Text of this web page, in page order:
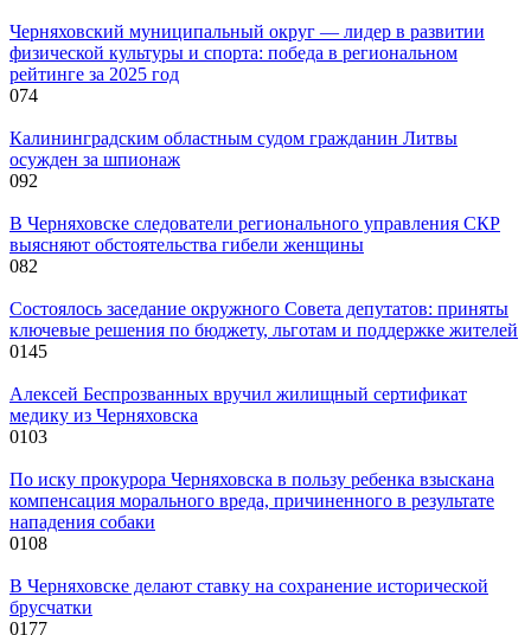
Черняховский муниципальный округ — лидер в развитии
физической культуры и спорта: победа в региональном
рейтинге за 2025 год
074
Калининградским областным судом гражданин Литвы
осужден за шпионаж
092
В Черняховске следователи регионального управления СКР
выясняют обстоятельства гибели женщины
082
Состоялось заседание окружного Совета депутатов: приняты
ключевые решения по бюджету, льготам и поддержке жителей
0145
Алексей Беспрозванных вручил жилищный сертификат
медику из Черняховска
0103
По иску прокурора Черняховска в пользу ребенка взыскана
компенсация морального вреда, причиненного в результате
нападения собаки
0108
В Черняховске делают ставку на сохранение исторической
брусчатки
0177